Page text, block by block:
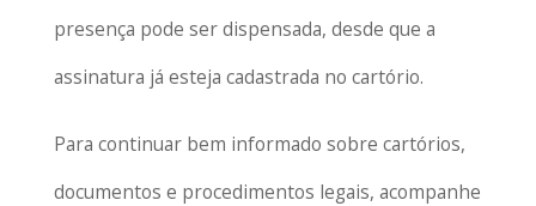
presença pode ser dispensada, desde que a
assinatura já esteja cadastrada no cartório.
Para continuar bem informado sobre cartórios,
documentos e procedimentos legais, acompanhe